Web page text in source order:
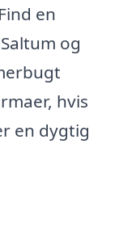
en
og
hvis
en dygtig